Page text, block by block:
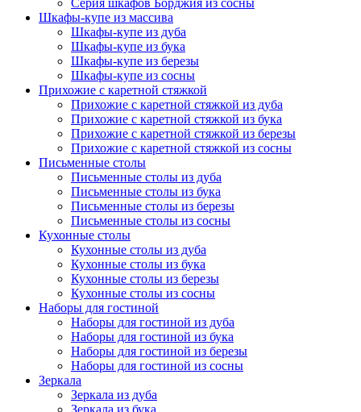
Серия шкафов Борджия из сосны
Шкафы-купе из массива
Шкафы-купе из дуба
Шкафы-купе из бука
Шкафы-купе из березы
Шкафы-купе из сосны
Прихожие с каретной стяжкой
Прихожие с каретной стяжкой из дуба
Прихожие с каретной стяжкой из бука
Прихожие с каретной стяжкой из березы
Прихожие с каретной стяжкой из сосны
Письменные столы
Письменные столы из дуба
Письменные столы из бука
Письменные столы из березы
Письменные столы из сосны
Кухонные столы
Кухонные столы из дуба
Кухонные столы из бука
Кухонные столы из березы
Кухонные столы из сосны
Наборы для гостиной
Наборы для гостиной из дуба
Наборы для гостиной из бука
Наборы для гостиной из березы
Наборы для гостиной из сосны
Зеркала
Зеркала из дуба
Зеркала из бука